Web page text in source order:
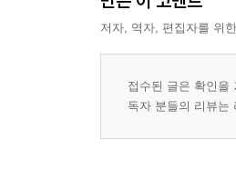
저자, 역자, 편집자를 위
접수된 글은 확인을
독자 분들의 리뷰는